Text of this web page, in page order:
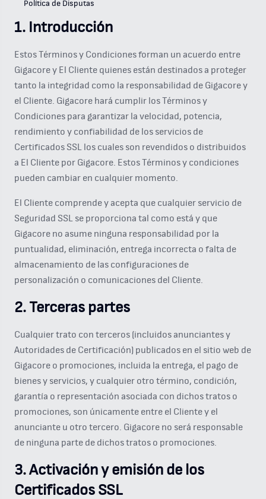
Política de Disputas
1. Introducción
Estos Términos y Condiciones forman un acuerdo entre
Gigacore y El Cliente quienes están destinados a proteger
tanto la integridad como la responsabilidad de Gigacore y
el Cliente. Gigacore hará cumplir los Términos y
Condiciones para garantizar la velocidad, potencia,
rendimiento y confiabilidad de los servicios de
Certificados SSL los cuales son revendidos o distribuidos
a El Cliente por Gigacore. Estos Términos y condiciones
pueden cambiar en cualquier momento.
El Cliente comprende y acepta que cualquier servicio de
Seguridad SSL se proporciona tal como está y que
Gigacore no asume ninguna responsabilidad por la
puntualidad, eliminación, entrega incorrecta o falta de
almacenamiento de las configuraciones de
personalización o comunicaciones del Cliente.
2. Terceras partes
Cualquier trato con terceros (incluidos anunciantes y
Autoridades de Certificación) publicados en el sitio web de
Gigacore o promociones, incluida la entrega, el pago de
bienes y servicios, y cualquier otro término, condición,
garantía o representación asociada con dichos tratos o
promociones, son únicamente entre el Cliente y el
anunciante u otro tercero. Gigacore no será responsable
de ninguna parte de dichos tratos o promociones.
3. Activación y emisión de los
Certificados SSL